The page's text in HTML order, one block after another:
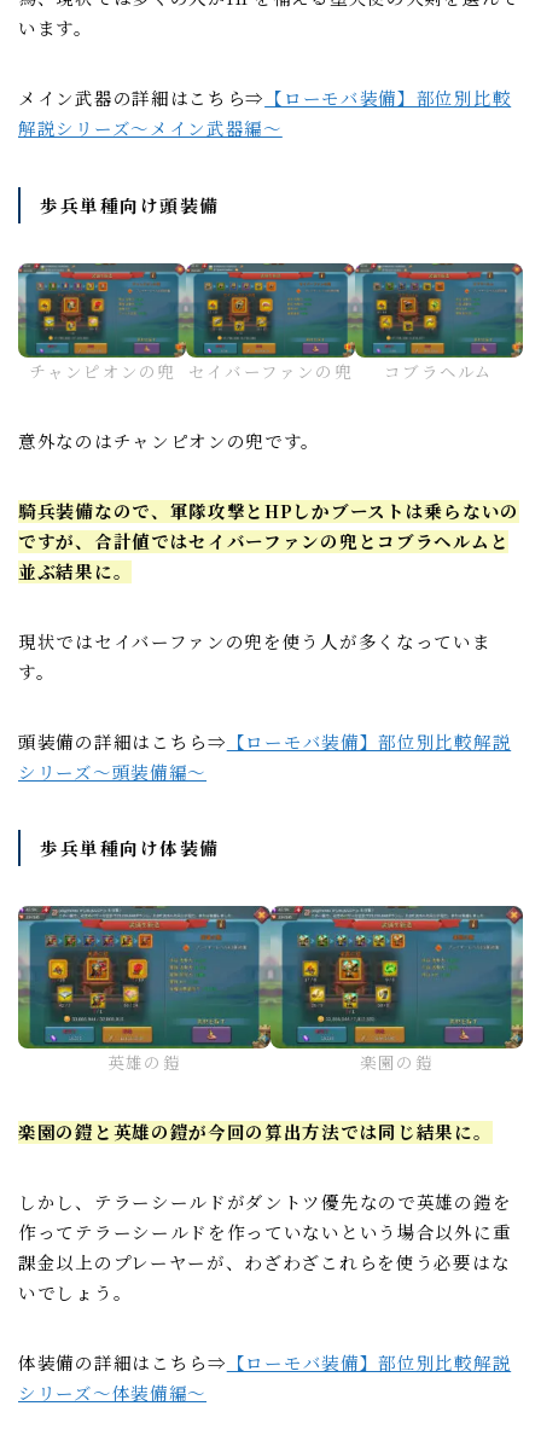
います。
メイン武器の詳細はこちら⇒ 【ローモバ装備】部位別比較
解説シリーズ～メイン武器編～
歩兵単種向け頭装備
チャンピオンの兜 セイバーファンの兜 コブラヘルム
意外なのはチャンピオンの兜です。
騎兵装備なので、軍隊攻撃とHPしかブーストは乗らないの
ですが、合計値ではセイバーファンの兜とコブラヘルムと
並ぶ結果に。
現状ではセイバーファンの兜を使う人が多くなっていま
す。
頭装備の詳細はこちら⇒ 【ローモバ装備】部位別比較解説
シリーズ～頭装備編～
歩兵単種向け体装備
英雄の鎧 楽園の鎧
楽園の鎧と英雄の鎧が今回の算出方法では同じ結果に。
しかし、テラーシールドがダントツ優先なので英雄の鎧を
作ってテラーシールドを作っていないという場合以外に重
課金以上のプレーヤーが、わざわざこれらを使う必要はな
いでしょう。
体装備の詳細はこちら⇒ 【ローモバ装備】部位別比較解説
シリーズ～体装備編～